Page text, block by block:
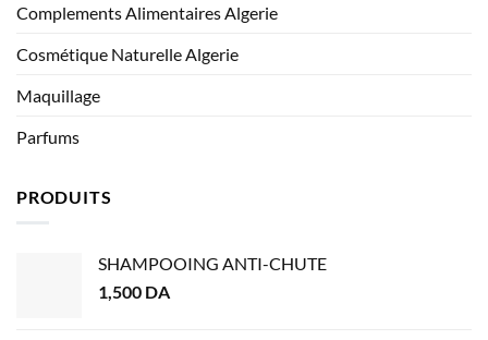
Complements Alimentaires Algerie
Cosmétique Naturelle Algerie
Maquillage
Parfums
PRODUITS
SHAMPOOING ANTI-CHUTE
1,500 DA